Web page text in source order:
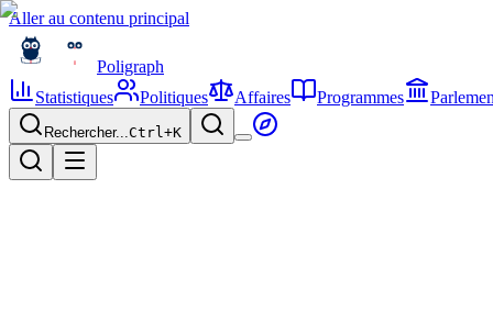
Aller au contenu principal
Poligraph
Statistiques
Politiques Affaires Programmes
Rechercher...Ctrl+K